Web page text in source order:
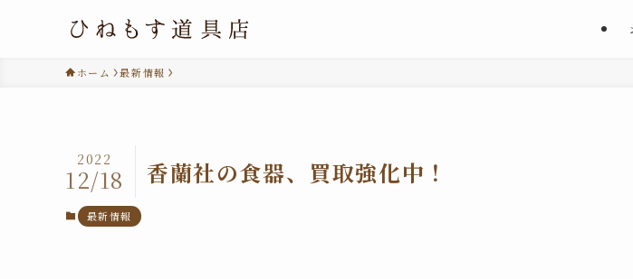
ホーム 最新情報
香蘭社の食器、買取強化中！
2022
12/18
最新情報